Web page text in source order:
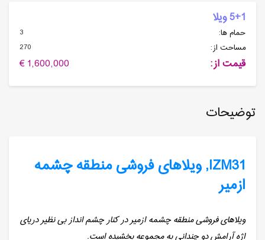
5+1 ویلا
حمام ها:
3
مساحت از:
270
قیمت از: 1,600,000 €
توضیحات
IZM31, ویلاهای فروشی منطقه چشمه
ازمیر
ویلاهای فروشی منطقه چشمه ازمیر در کنار چشم انداز بی نظیر دریای